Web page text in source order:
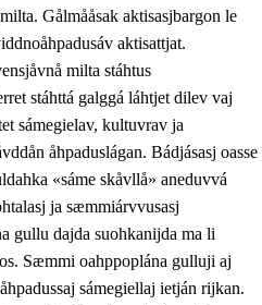
Gålmååsak aktisasjbargon le
aktisattjat.
milta stáhtus
stáhttá galggá láhtjet dilev vaj
sámegielav, kultuvrav ja
åhpaduslágan. Bádjásasj oasse
«sáme skåvllå» aneduvvá
ja sæmmiárvvusasj
gullu dajda suohkanijda ma li
Sæmmi oahppoplána gulluji aj
sámegiellaj ietján rijkan.